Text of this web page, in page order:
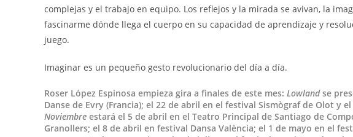
complejas y el trabajo en equipo. Los reflejos y la mirada se avivan, la
fascinarme dónde llega el cuerpo en su capacidad de aprendizaje y
juego.
Imaginar es un pequeño gesto revolucionario del día a día.
Roser López Espinosa empieza gira a finales de este mes: Lowlandse
Danse de Evry (Francia); el 22 de abril en el festival Sismògraf de Olot y
Noviembre estará el 5 de abril en el Teatro Principal de Santiago de
Granollers; el 8 de abril en festival Dansa València; el 1 de mayo en el